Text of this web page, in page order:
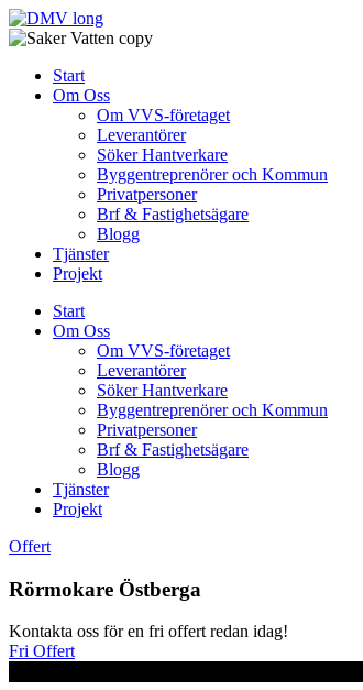
Skip
to
Start
Om Oss
Om VVS-företaget
Leverantörer
Söker Hantverkare
Byggentreprenörer och Kommun
Privatpersoner
Brf & Fastighetsägare
Blogg
Tjänster
Projekt
Start
Om Oss
Om VVS-företaget
Leverantörer
Söker Hantverkare
Byggentreprenörer och Kommun
Privatpersoner
Brf & Fastighetsägare
Blogg
Tjänster
Projekt
Offert
Rörmokare Östberga
Kontakta oss för en fri offert redan idag!
Fri Offert